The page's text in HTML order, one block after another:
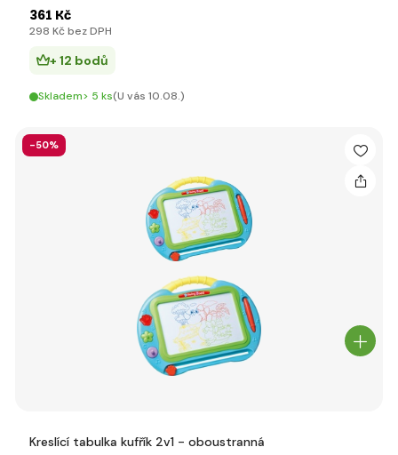
361 Kč
298 Kč bez DPH
+ 12 bodů
Skladem> 5 ks(U vás 10.08.)
-50%
Kreslící tabulka kufřík 2v1 - oboustranná